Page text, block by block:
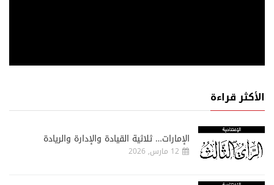
الأكثر قراءة
الإمارات… ثلاثية القيادة والإدارة والريادة
12 مارس, 2026